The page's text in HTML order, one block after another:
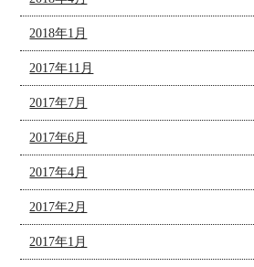
2018年1月
2017年11月
2017年7月
2017年6月
2017年4月
2017年2月
2017年1月